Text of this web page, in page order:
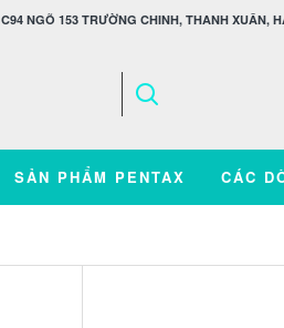
C94 NGÕ 153 TRƯỜNG CHINH, THANH XUÂN,
SẢN PHẨM PENTAX CÁC